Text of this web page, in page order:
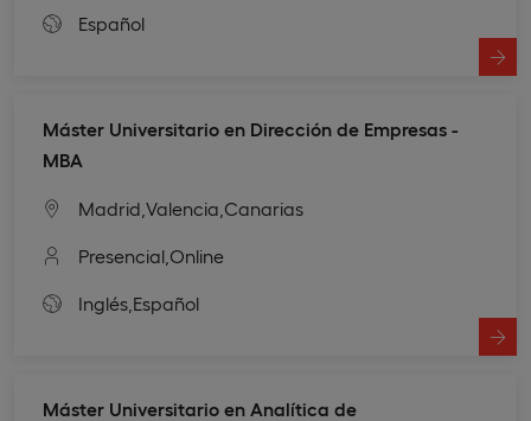
Español
Máster Universitario en Dirección de Empresas -
MBA
Madrid, Valencia, Canarias
Presencial, Online
Inglés, Español
Máster Universitario en Analítica de